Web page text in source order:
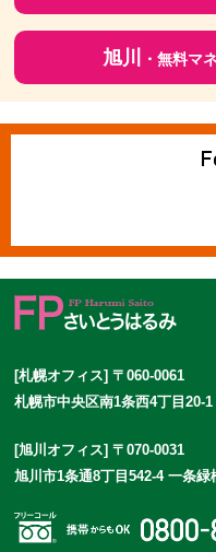
旭川 ・無料マ
[札幌オフィス] 〒060-0061
札幌市中央区南1条西4丁目20-1
[旭川オフィス] 〒070-0031
旭川市1条通8丁目542-4 一条緑